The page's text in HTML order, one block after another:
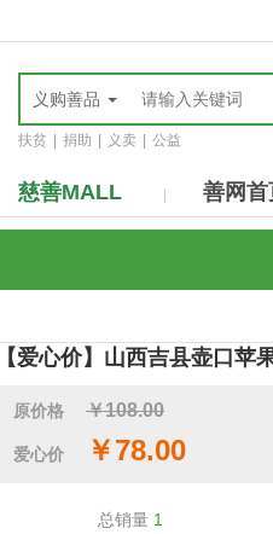
义购善品
扶贫 捐助 义卖 公益
慈善MALL 善网首
【爱心价】山西吉县壶口苹
原价格 ￥108.00
爱心价 ￥78.00
总销量 1